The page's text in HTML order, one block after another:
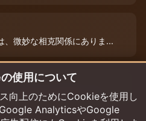
、微妙な相克関係にありま...
たの創造性は最高潮に達し...
使用について
向上のためにCookieを使用し
AnalyticsやGoogle